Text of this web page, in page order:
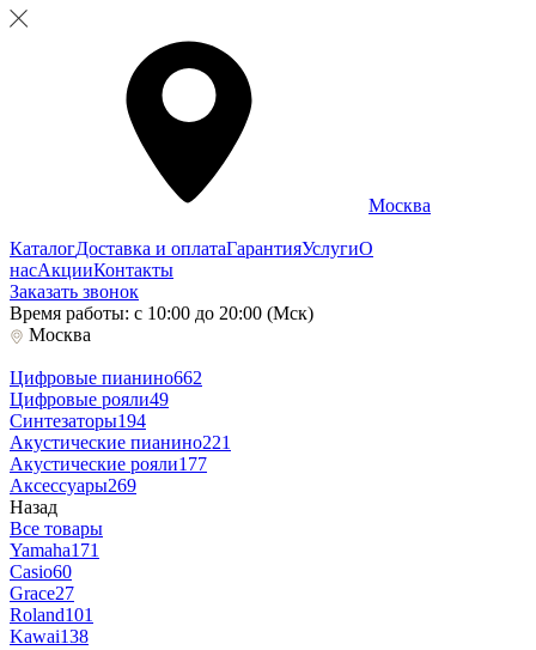
Москва
КаталогДоставка и оплатаГарантияУслугиО
насАкцииКонтакты
Заказать звонок
Время работы: с 10:00 до 20:00 (Мск)
Москва
Цифровые пианино662
Цифровые рояли49
Синтезаторы194
Акустические пианино221
Акустические рояли177
Аксессуары269
Назад
Все товары
Yamaha171
Casio60
Grace27
Roland101
Kawai138